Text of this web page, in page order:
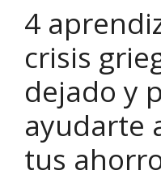
4
crisis
dejado y
ayudarte
tus